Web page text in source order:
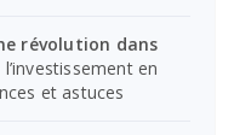
révolution dans
en
et astuces